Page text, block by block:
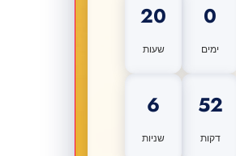
0
ימים
20
שעות
52
דקות
5
שניות